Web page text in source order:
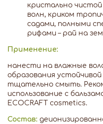
кристально
волн, криком
садами, полными
рифами – рай на
Применение:
нанести на влажные
образования
тщательно смыть.
использование с
ECOCRAFT cosmetics.
Состав: